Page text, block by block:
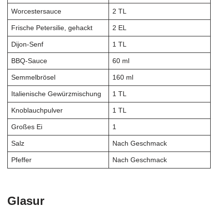
Worcestersauce 2 TL
Frische Petersilie, gehackt 2 EL
Dijon-Senf 1 TL
BBQ-Sauce 60 ml
Semmelbrösel 160 ml
Italienische Gewürzmischung 1 TL
Knoblauchpulver 1 TL
Großes Ei 1
Salz Nach Geschmack
Pfeffer Nach Geschmack
Glasur